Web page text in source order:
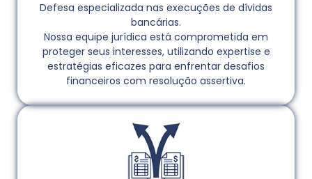
Defesa especializada nas execuções de dívidas
bancárias.
Nossa equipe jurídica está comprometida em
proteger seus interesses, utilizando expertise e
estratégias eficazes para enfrentar desafios
financeiros com resolução assertiva.